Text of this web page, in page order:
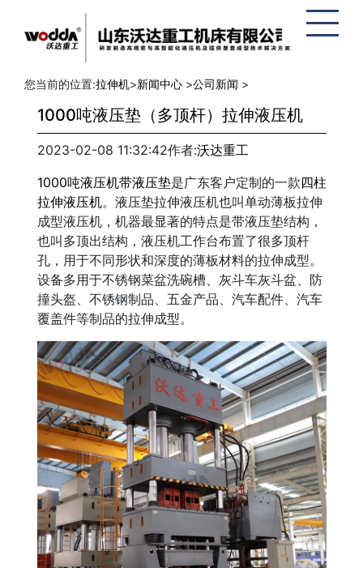
网站地
图
您当前的位置:拉伸机>新闻中心 >公司新闻 >
1000吨液压垫（多顶杆）拉伸液压机
2023-02-08 11:32:42作者:沃达重工
1000吨液压机带液压垫是广东客户定制的一款四柱
拉伸液压机。液压垫拉伸液压机也叫单动薄板拉伸
成型液压机，机器最显著的特点是带液压垫结构，
也叫多顶出结构，液压机工作台布置了很多顶杆
孔，用于不同形状和深度的薄板材料的拉伸成型。
设备多用于不锈钢菜盆洗碗槽、灰斗车灰斗盆、防
撞头盔、不锈钢制品、五金产品、汽车配件、汽车
覆盖件等制品的拉伸成型。